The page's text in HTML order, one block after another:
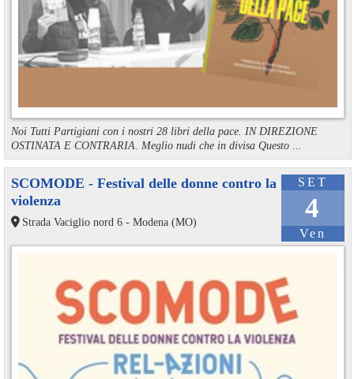
Noi Tutti Partigiani con i nostri 28 libri della pace. IN DIREZIONE
OSTINATA E CONTRARIA. Meglio nudi che in divisa Questo ...
SET
4
Ven
SCOMODE - Festival delle donne contro la
violenza
Strada Vaciglio nord 6 - Modena (MO)